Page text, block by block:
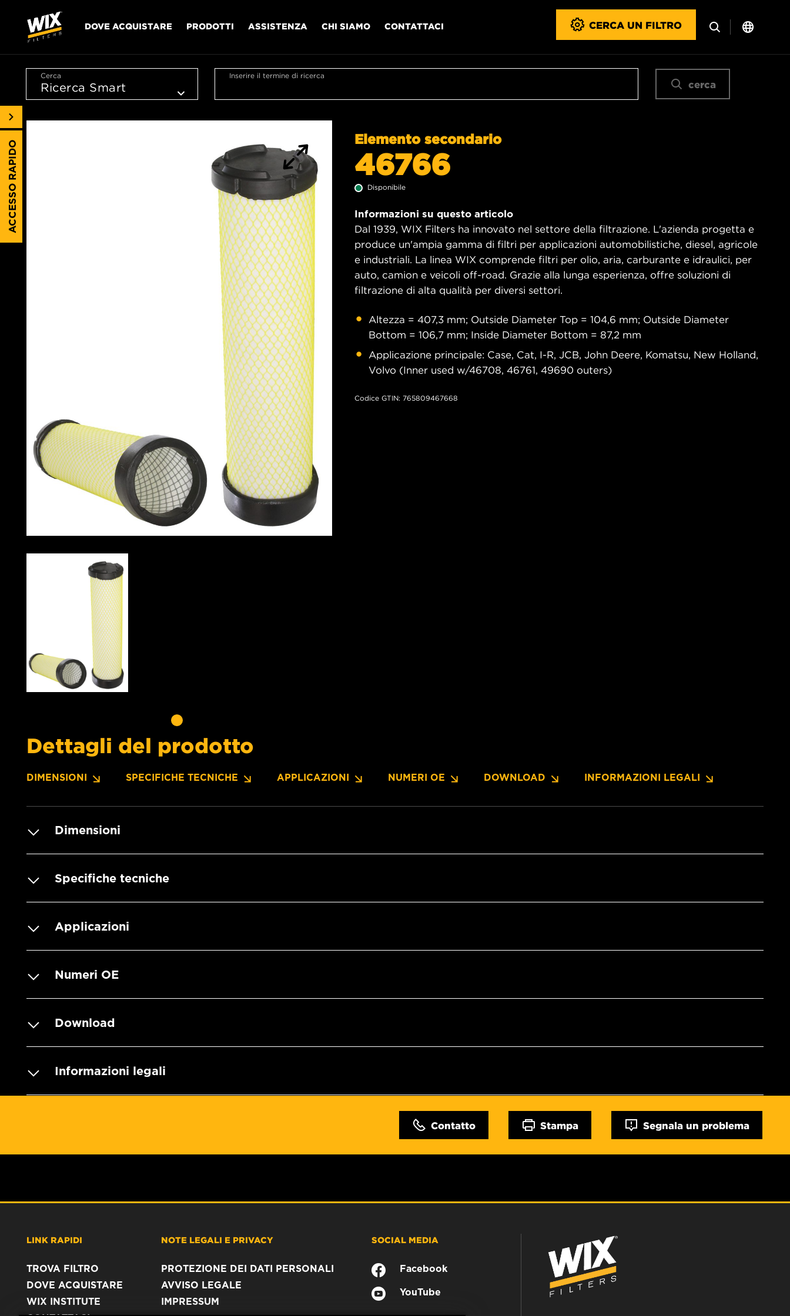
DOVE ACQUISTARE PRODOTTI ASSISTENZA CHI SIAMO CONTATTACI CERCA UN FILTRO
Cerca Inserire il termine di ricerca
cerca
Elemento secondario
46766
Disponibile
Informazioni su questo articolo
Dal 1939, WIX Filters ha innovato nel settore della filtrazione. L'azienda progetta e
produce un'ampia gamma di filtri per applicazioni automobilistiche, diesel, agricole
e industriali. La linea WIX comprende filtri per olio, aria, carburante e idraulici, per
auto, camion e veicoli off-road. Grazie alla lunga esperienza, offre soluzioni di
filtrazione di alta qualità per diversi settori.
Altezza = 407,3 mm; Outside Diameter Top = 104,6 mm; Outside Diameter
Bottom = 106,7 mm; Inside Diameter Bottom = 87,2 mm
Applicazione principale: Case, Cat, I-R, JCB, John Deere, Komatsu, New Holland,
Volvo (Inner used w/46708, 46761, 49690 outers)
Codice GTIN: 765809467668
Dettagli del prodotto
DIMENSIONI SPECIFICHE TECNICHE APPLICAZIONI NUMERI OE DOWNLOAD INFORMAZIONI LEGALI
Dimensioni
Specifiche tecniche
Applicazioni
Numeri OE
Download
Informazioni legali
Contatto Stampa Segnala un problema
ACCESSO RAPIDO
LINK RAPIDI
TROVA FILTRO
DOVE ACQUISTARE
WIX INSTITUTE
NOTE LEGALI E PRIVACY
PROTEZIONE DEI DATI PERSONALI
AVVISO LEGALE
IMPRESSUM
SOCIAL MEDIA
Facebook
YouTube